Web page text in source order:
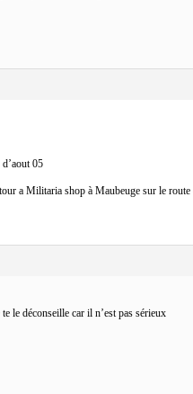
05
a Militaria shop à Maubeuge sur le
le déconseille car il n’est pas sérieux